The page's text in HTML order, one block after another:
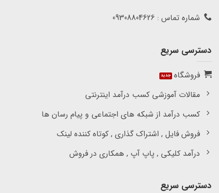
شماره تماس : 09308804626
دسترسی سریع
فروشگاه
مقالات آموزشی کسب درآمد اینترنتی
کسب درآمد از شبکه های اجتماعی و پیام رسان ها
فروش فایل , اشتراک گذاری , کوتاه کننده لینک
درآمد کلیکی , پاپ آپ , همکاری در فروش
دسترسی سریع